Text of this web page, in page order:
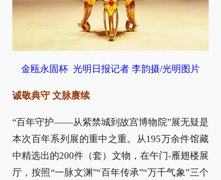
金瓯永固杯 光明日报记者 李韵摄/光明图片
诚敬典守 文脉赓续
“百年守护——从紫禁城到故宫博物院”展无疑是
本次百年系列展的重中之重。从195万余件馆藏
中精选出的200件（套）文物，在午门-雁翅楼展
厅，按照“一脉文渊”“百年传承”“万千气象”三个